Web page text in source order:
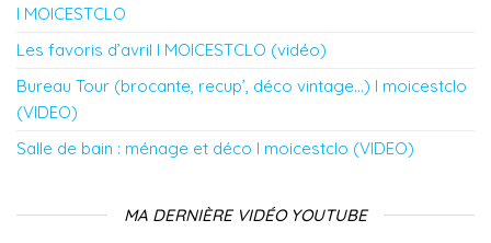
l MOICESTCLO
Les favoris d’avril l MOICESTCLO (vidéo)
Bureau Tour (brocante, recup’, déco vintage…) l moicestclo
(VIDEO)
Salle de bain : ménage et déco l moicestclo (VIDEO)
MA DERNIÈRE VIDÉO YOUTUBE